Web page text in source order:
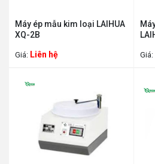
Máy ép mẫu kim loại LAIHUA
XQ-2B
Giá: Liên hệ Giá: